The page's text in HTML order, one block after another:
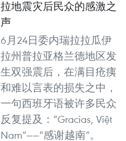
拉地震灾后民众的感激之
声
6月24日委内瑞拉拉瓜伊
拉州普拉亚格兰德地区发
生双强震后，在满目疮痍
和难以言表的损失之中，
一句西班牙语被许多民众
反复提及：“Gracias, Việt
Nam”——“感谢越南”。